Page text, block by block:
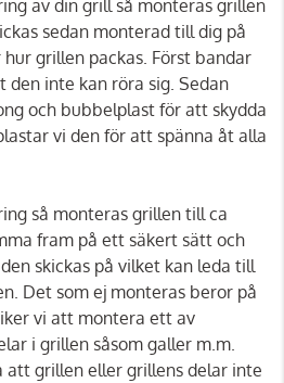
av din grill så monteras grillen
sedan monterad till dig på
grillen packas. Först bandar
den inte kan röra sig. Sedan
och bubbelplast för att skydda
vi den för att spänna åt alla
så monteras grillen till ca
fram på ett säkert sätt och
skickas på vilket kan leda till
Det som ej monteras beror på
vi att montera ett av
i grillen såsom galler m.m.
grillen eller grillens delar inte